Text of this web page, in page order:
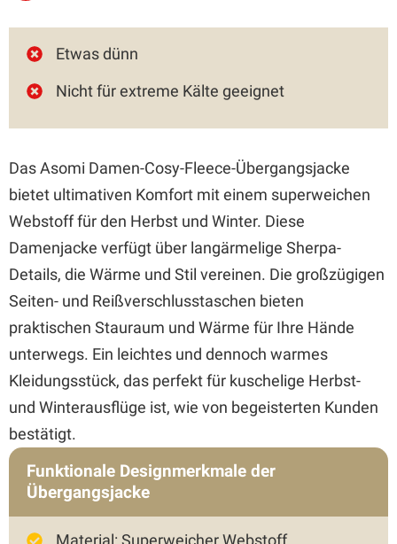
Etwas dünn
Nicht für extreme Kälte geeignet
Das Asomi Damen-Cosy-Fleece-Übergangsjacke
bietet ultimativen Komfort mit einem superweichen
Webstoff für den Herbst und Winter. Diese
Damenjacke verfügt über langärmelige Sherpa-
Details, die Wärme und Stil vereinen. Die großzügigen
Seiten- und Reißverschlusstaschen bieten
praktischen Stauraum und Wärme für Ihre Hände
unterwegs. Ein leichtes und dennoch warmes
Kleidungsstück, das perfekt für kuschelige Herbst-
und Winterausflüge ist, wie von begeisterten Kunden
bestätigt.
Funktionale Designmerkmale der
Übergangsjacke
Material: Superweicher Webstoff